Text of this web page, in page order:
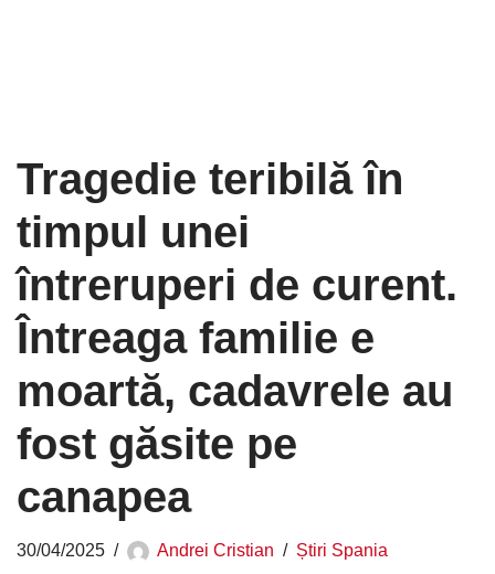
Tragedie teribilă în
timpul unei
întreruperi de curent.
Întreaga familie e
moartă, cadavrele au
fost găsite pe
canapea
30/04/2025 Andrei Cristian Știri Spania